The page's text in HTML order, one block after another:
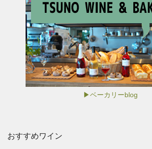
▶ベーカリーblog
おすすめワイン